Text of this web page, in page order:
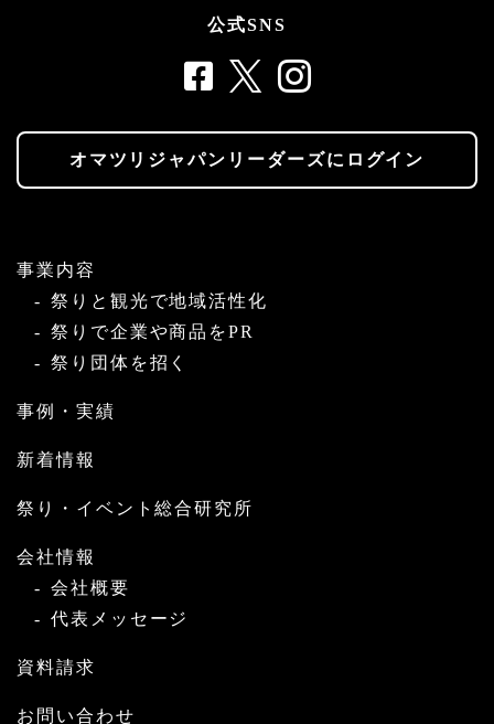
公式SNS
オマツリジャパンリーダーズにログイン
事業内容
祭りと観光で地域活性化
祭りで企業や商品をPR
祭り団体を招く
事例・実績
新着情報
祭り・イベント総合研究所
会社情報
会社概要
代表メッセージ
資料請求
お問い合わせ